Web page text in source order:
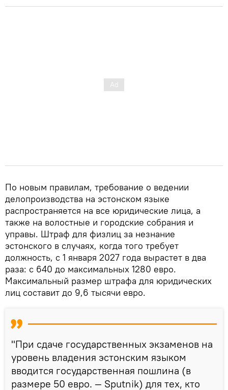
По новым правилам, требование о ведении
делопроизводства на эстонском языке
распространяется на все юридические лица, а
также на волостные и городские собрания и
управы. Штраф для физлиц за незнание
эстонского в случаях, когда того требует
должность, с 1 января 2027 года вырастет в два
раза: с 640 до максимальных 1280 евро.
Максимальный размер штрафа для юридических
лиц составит до 9,6 тысячи евро.
"При сдаче государственных экзаменов на
уровень владения эстонским языком
вводится государственная пошлина (в
размере 50 евро. — Sputnik) для тех, кто